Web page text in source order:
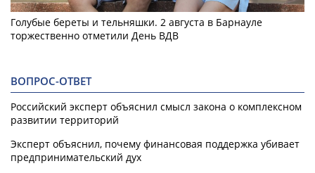
Голубые береты и тельняшки. 2 августа в Барнауле
торжественно отметили День ВДВ
ВОПРОС-ОТВЕТ
Российский эксперт объяснил смысл закона о комплексном
развитии территорий
Эксперт объяснил, почему финансовая поддержка убивает
предпринимательский дух